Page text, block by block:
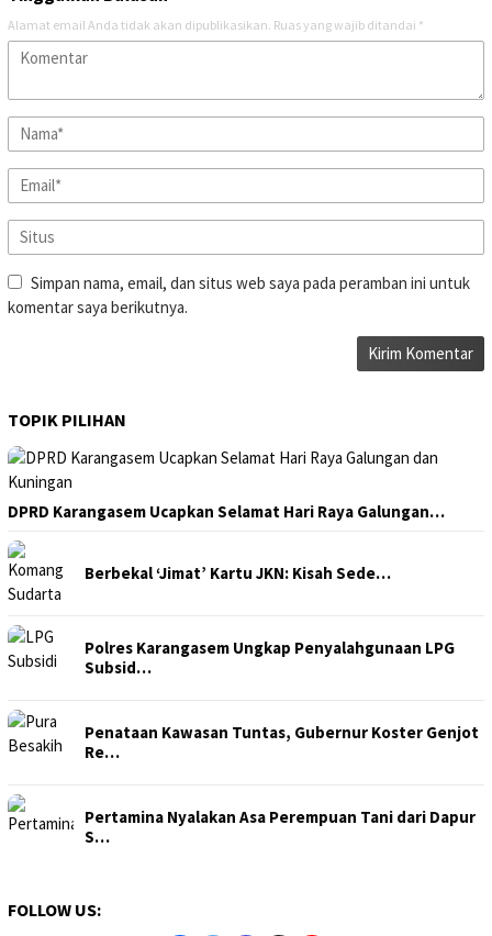
Alamat email Anda tidak akan dipublikasikan. Ruas yang wajib ditandai *
Simpan nama, email, dan situs web saya pada peramban ini untuk
komentar saya berikutnya.
TOPIK PILIHAN
DPRD Karangasem Ucapkan Selamat Hari Raya Galungan…
Berbekal ‘Jimat’ Kartu JKN: Kisah Sede…
Polres Karangasem Ungkap Penyalahgunaan LPG
Subsid…
Penataan Kawasan Tuntas, Gubernur Koster Genjot
Re…
Pertamina Nyalakan Asa Perempuan Tani dari Dapur
S…
FOLLOW US: